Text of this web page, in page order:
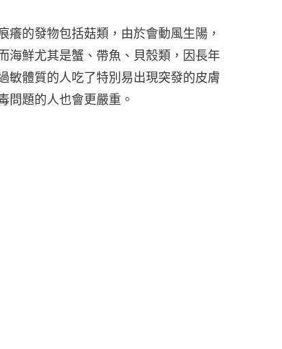
癢的發物包括菇類，由於會動風生陽，
海鮮尤其是蟹、帶魚、貝殼類，因長年
敏體質的人吃了特別易出現突發的皮膚
問題的人也會更嚴重。